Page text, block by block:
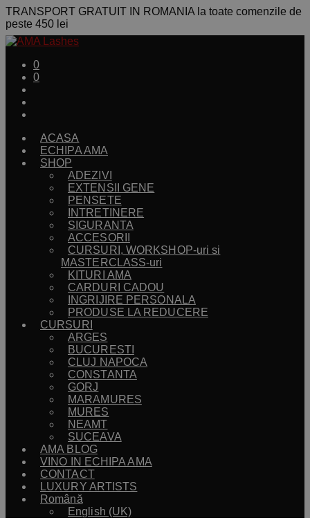
TRANSPORT GRATUIT IN ROMANIA la toate comenzile de
peste 450 lei
0
0
ACASA
ECHIPA AMA
SHOP
ADEZIVI
EXTENSII GENE
PENSETE
INTRETINERE
SIGURANTA
ACCESORII
CURSURI, WORKSHOP-uri si
MASTERCLASS-uri
KITURI AMA
CARDURI CADOU
INGRIJIRE PERSONALA
PRODUSE LA REDUCERE
CURSURI
ARGES
BUCURESTI
CLUJ NAPOCA
CONSTANTA
GORJ
MARAMURES
MURES
NEAMT
SUCEAVA
AMA BLOG
VINO IN ECHIPA AMA
CONTACT
LUXURY ARTISTS
Română
English (UK)